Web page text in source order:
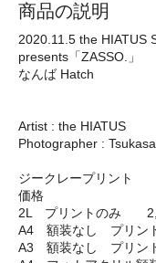
商品の説明
2020.11.5 the HIATUS
presents「ZASSO.」
なんば Hatch
Artist : the HIATUS
Photographer :
ジークレープリント
価格
2L プリントのみ
A4 額装なし プリン
A3 額装なし プリン